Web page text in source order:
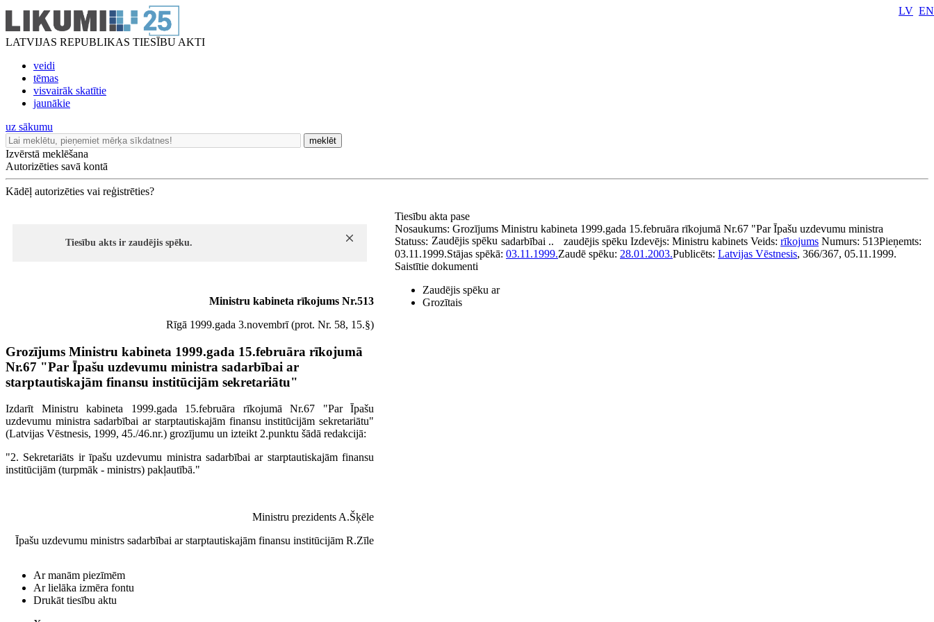
LATVIJAS REPUBLIKAS TIESĪBU AKTI
veidi
tēmas
visvairāk skatītie
jaunākie
LV EN
uz sākumu
meklēt
Izvērstā meklēšana
Autorizēties savā kontā
Kādēļ autorizēties vai reģistrēties?
Tiesību akts ir zaudējis spēku.
Ministru kabineta rīkojums Nr.513
Rīgā 1999.gada 3.novembrī (prot. Nr. 58, 15.§)
Grozījums Ministru kabineta 1999.gada 15.februāra rīkojumā
Nr.67 "Par Īpašu uzdevumu ministra sadarbībai ar
starptautiskajām finansu institūcijām sekretariātu"
Izdarīt Ministru kabineta 1999.gada 15.februāra rīkojumā Nr.67 "Par Īpašu
uzdevumu ministra sadarbībai ar starptautiskajām finansu institūcijām sekretariātu"
(Latvijas Vēstnesis, 1999, 45./46.nr.) grozījumu un izteikt 2.punktu šādā redakcijā:
"2. Sekretariāts ir īpašu uzdevumu ministra sadarbībai ar starptautiskajām finansu
institūcijām (turpmāk - ministrs) pakļautībā."
Ministru prezidents A.Šķēle
Īpašu uzdevumu ministrs sadarbībai ar starptautiskajām finansu institūcijām R.Zīle
Tiesību akta pase
Nosaukums: Grozījums Ministru kabineta 1999.gada 15.februāra rīkojumā Nr.67 "Par Īpašu uzdevumu ministra
sadarbībai ..
Statuss: Zaudējis spēku zaudējis spēku Izdevējs: Ministru kabinets Veids: rīkojums Numurs: 513Pieņemts:
03.11.1999.Stājas spēkā: 03.11.1999.Zaudē spēku: 28.01.2003.Publicēts: Latvijas Vēstnesis, 366/367, 05.11.1999.
Saistītie dokumenti
Zaudējis spēku ar
Grozītais
Ar manām piezīmēm
Ar lielāka izmēra fontu
Drukāt tiesību aktu